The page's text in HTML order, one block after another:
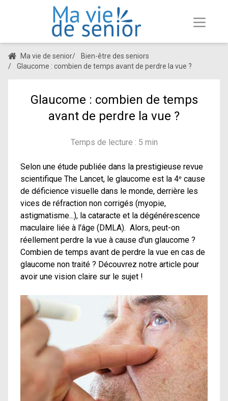
Ma vie de senior/
Bien-être des seniors
/
Glaucome : combien de temps avant de perdre la vue ?
Glaucome : combien de temps
avant de perdre la vue ?
Temps de lecture : 5 min
Selon une étude publiée dans la prestigieuse revue
scientifique The Lancet, le glaucome est la 4ᵉ cause
de déficience visuelle dans le monde, derrière les
vices de réfraction non corrigés (myopie,
astigmatisme...), la cataracte et la dégénérescence
maculaire liée à l'âge (DMLA). Alors, peut-on
réellement perdre la vue à cause d'un glaucome ?
Combien de temps avant de perdre la vue en cas de
glaucome non traité ? Découvrez notre article pour
avoir une vision claire sur le sujet !